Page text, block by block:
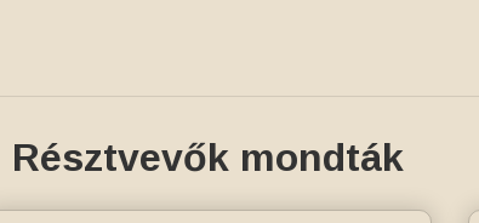
Résztvevők mondták